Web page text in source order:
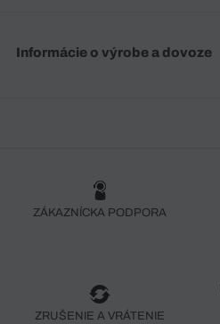
Informácie o výrobe a dovoze
ZÁKAZNÍCKA PODPORA
ZRUŠENIE A VRÁTENIE